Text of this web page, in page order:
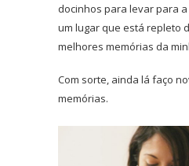
docinhos para levar para
um lugar que está repleto
melhores memórias da
Com sorte, ainda lá faço
memórias.